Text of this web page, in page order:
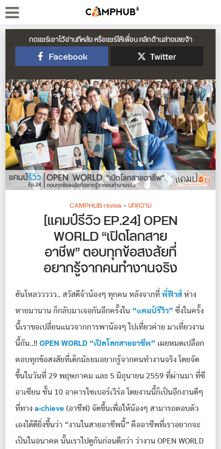
กดแชร์เอาไว้อ่านทีหลัง หรือแชร์ให้เพื่อน คลิกด้านล่างเลยจ้า
Facebook Twitter
CAMPHUB review•บทความ
[แคมป์รีวิว EP.24] OPEN
WORLD “เปิดโลกสาย
อาชีพ” ตอบทุกข้อสงสัยที่
อยากรู้จากคนทำงานจริง
ฮันโหลววววว.. สวัสดีจ้าน้องๆ ทุกคน หลังจากที่พี่ฟิวส์ ห่าง
หายมานาน ก็กลับมาเจอกันอีกครั้งใน “แคมป์รีวิว” ซึ่งในครั้ง
นี้เราขอเปลี่ยนแนวจากการพาน้องๆ ไปเที่ยวค่าย มาเที่ยวงาน
นี้กัน..!!OPEN WORLD “เปิดโลกสายอาชีพ” เผยหมดเปลือก
ตอบทุกข้อสงสัยที่เด็กมัธยมอยากรู้จากคนทำงานจริง โดยจัด
ขึ้นในวันที่ 29 พฤษภาคม และ 5 มิถุนายน 2559 ที่ผ่านมา ที่ซี
อาเซียน ชั้น 10 อาคารไซเบอร์เวิร์ล โดยงานนี้ก็เป็นอีกงานดีๆ
ที่ทางa-chieve (อาชีฟ) จัดขึ้นเพื่อให้น้องๆ สามารถตอบตัว
เองได้ดียิ่งขึ้นว่า “งานในสายอาชีพนี้” คืออาชีพที่เราอยากจะ
เป็นในอนาคต นั้นเราไปดูกันก่อนดีกว่า ว่างาน OPEN WORLD